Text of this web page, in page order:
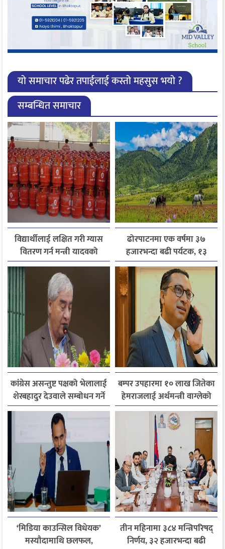
यो समाचार पढेर तपाईलाई कस्तो महसुस भयो ?
सम्बन्धित समाचार
विद्यार्थीलाई लक्षित गरी ग्यास
वितरण गर्न मन्त्री यादवको
निर्देशन
ढोरपाटनमा एक वर्षमा ३७
हजारभन्दा बढी पर्यटक, १३
हजारले बढ्यो आगमन
कांग्रेस असन्तुष्ट पक्षको भेलालाई
शेरबहादुर देउवाले सम्बोधन गर्ने
बम्पर उपहारमा १० लाख जितेका
हेमराजलाई अर्थमन्त्री वाग्लेको
फोन, रुपन्देहीकी सपनाले
जितिन् एक लाख
‘मिडिया काउन्सिल विधेयक’
मस्यौदामाथि छलफल,
तीन महिनामा ३८४ मन्त्रिपरिषद्
निर्णय, ३२ हजारभन्दा बढी